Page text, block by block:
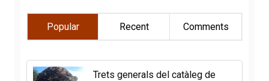
Popular Recent Comments
Trets generals del catàleg de